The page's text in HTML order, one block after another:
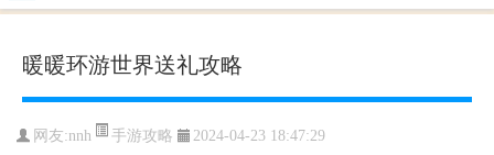
暖暖环游世界送礼攻略
网友:nnh 手游攻略 2024-04-23 18:47:29